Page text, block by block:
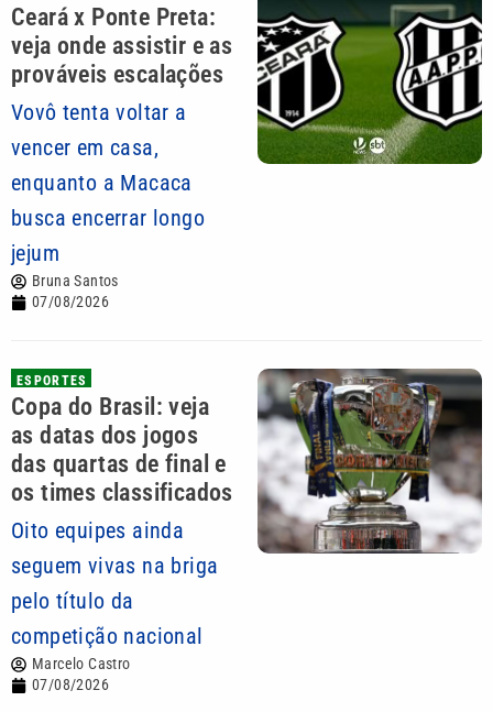
Ceará x Ponte Preta:
veja onde assistir e as
prováveis escalações
Vovô tenta voltar a
vencer em casa,
enquanto a Macaca
busca encerrar longo
jejum
Bruna Santos
07/08/2026
ESPORTES
Copa do Brasil: veja
as datas dos jogos
das quartas de final e
os times classificados
Oito equipes ainda
seguem vivas na briga
pelo título da
competição nacional
Marcelo Castro
07/08/2026